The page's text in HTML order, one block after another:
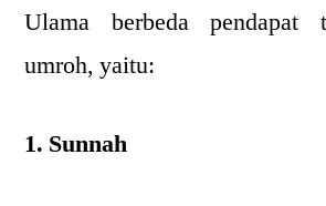
Ulama berbeda pendapat
umroh, yaitu:
1. Sunnah